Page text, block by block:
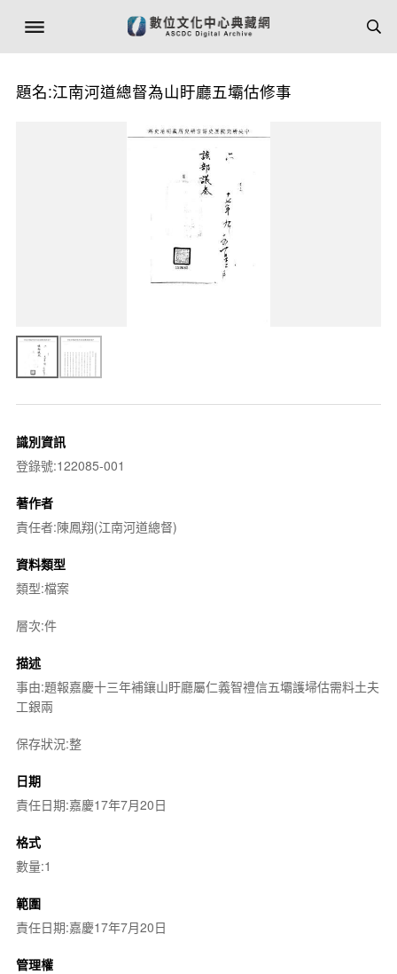
題名:江南河道總督為山盱廳五壩估修事
識別資訊
登錄號:122085-001
著作者
責任者:陳鳳翔(江南河道總督)
資料類型
類型:檔案
層次:件
描述
事由:題報嘉慶十三年補鑲山盱廳屬仁義智禮信五壩護埽估需料土夫
工銀兩
保存狀況:整
日期
責任日期:嘉慶17年7月20日
格式
數量:1
範圍
責任日期:嘉慶17年7月20日
管理權